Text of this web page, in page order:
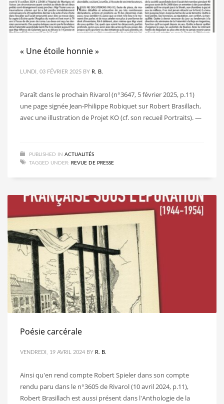
« Une étoile honnie »
LUNDI, 03 FÉVRIER 2025 BY R. B.
Paraît dans le prochain Rivarol (n°3647, 5 février 2025, p.11)
une page signée Jean-Philippe Robiquet sur Robert Brasillach,
avec une illustration de Projet KO (cf. son recueil Portraits). —
PUBLISHED IN ACTUALITÉS
TAGGED UNDER: REVUE DE PRESSE
Poésie carcérale
VENDREDI, 19 AVRIL 2024 BY R. B.
Ainsi qu'en rend compte Robert Spieler dans son compte
rendu paru dans le n°3605 de Rivarol (10 avril 2024, p.11),
Robert Brasillach est aussi présent dans l'Anthologie de la